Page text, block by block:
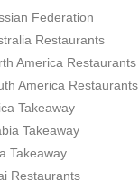
Federation
Restaurants
America Restaurants
America Restaurants
Takeaway
Takeaway
Takeaway
Restaurants